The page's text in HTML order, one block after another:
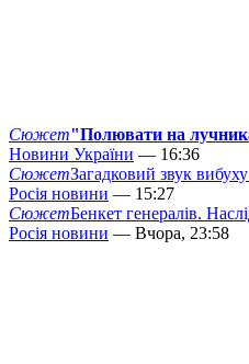
Сюжет"Полювати на
Новини України — 16:36
СюжетЗагадковий звук
Росія новини — 15:27
СюжетБенкет генералів.
Росія новини — Вчора, 23:58